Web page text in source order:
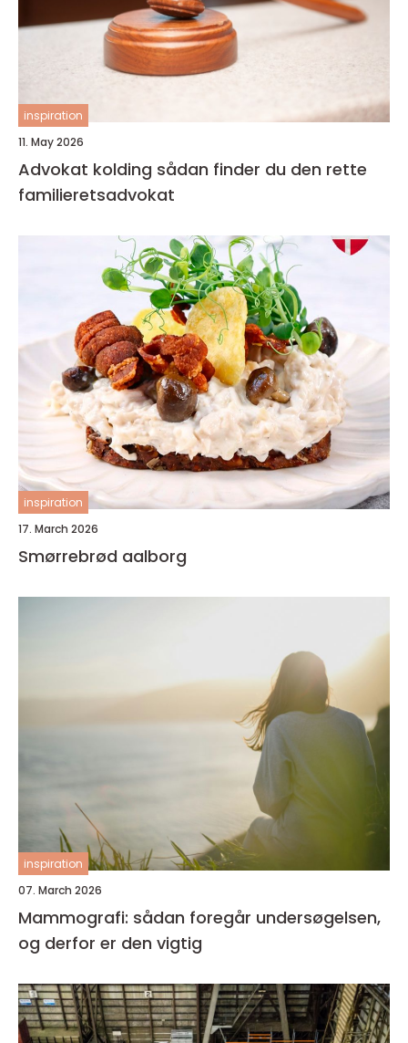
inspiration
11. May 2026
Advokat kolding sådan finder du den rette
familieretsadvokat
inspiration
17. March 2026
Smørrebrød aalborg
inspiration
07. March 2026
Mammografi: sådan foregår undersøgelsen,
og derfor er den vigtig